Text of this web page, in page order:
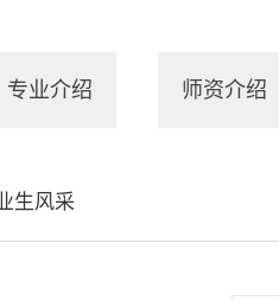
专业介绍 师资介绍
生风采